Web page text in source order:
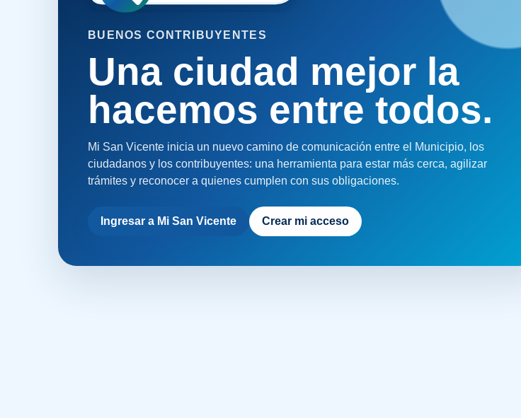
BUENOS CONTRIBUYENTES
Una ciudad mejor la
hacemos entre todos.
Mi San Vicente inicia un nuevo camino de comunicación entre el Municipio, los
ciudadanos y los contribuyentes: una herramienta para estar más cerca, agilizar
trámites y reconocer a quienes cumplen con sus obligaciones.
Ingresar a Mi San Vicente Crear mi acceso